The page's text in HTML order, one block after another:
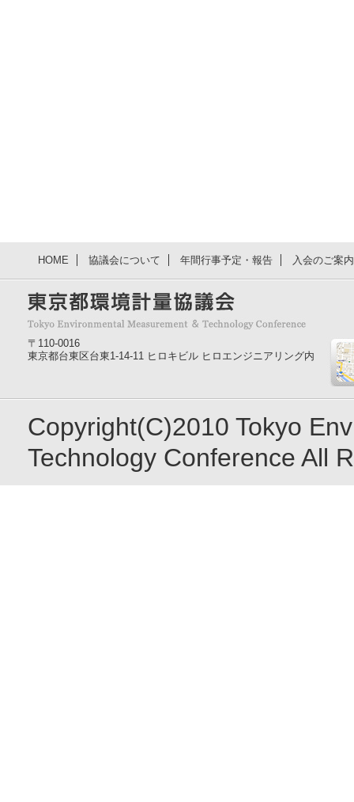
HOME 協議会について 年間行事予定・報告 入会のご案
〒110-0016
東京都台東区台東1-14-11 ヒロキビル ヒロエンジニアリング内
Copyright(C)2010 Tokyo
Technology Conference All